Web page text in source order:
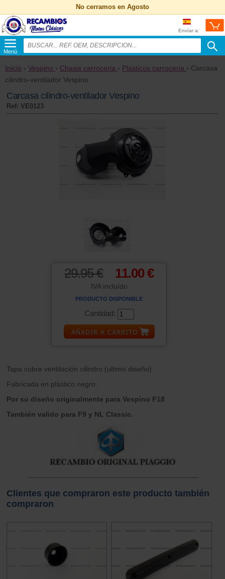
No cerramos en Agosto
Envíar a:
Menú
Inicio › Vespino › Chasis carroceria › Plasticos carroceria › Carcasa
cilindro-ventilador Vespino
Carcasa cilindro-ventilador Vespino
Ref: VE0123
29.95 € 11.00 €
IVA incluído
PRODUCTO DISPONIBLE
Cantidad:
Tapa cubre ventilación cilindro (ultimo diseño).
Fabricada en plástico negro.
Por su diseño originalmente para Vespino F18
También valido para F9 y NL Classic.
Clientes que compraron este producto también
compraron